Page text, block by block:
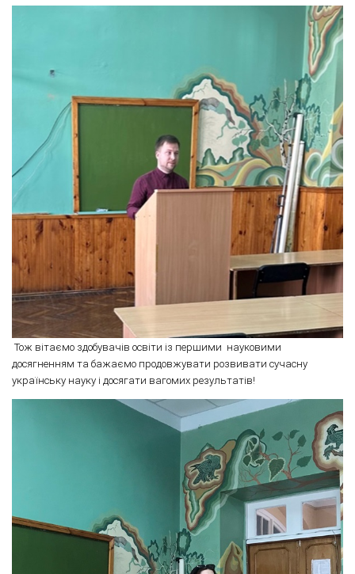
Тож вітаємо здобувачів освіти із першими науковими
досягненням та бажаємо продовжувати розвивати сучасну
українську науку і досягати вагомих результатів!